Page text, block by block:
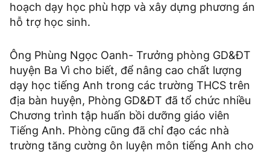
hoạch dạy học phù hợp và xây dựng phương án
hỗ trợ học sinh.
Ông Phùng Ngọc Oanh- Trưởng phòng GD&ĐT
huyện Ba Vì cho biết, để nâng cao chất lượng
dạy học tiếng Anh trong các trường THCS trên
địa bàn huyện, Phòng GD&ĐT đã tổ chức nhiều
Chương trình tập huấn bồi dưỡng giáo viên
Tiếng Anh. Phòng cũng đã chỉ đạo các nhà
trường tăng cường ôn luyện môn tiếng Anh cho